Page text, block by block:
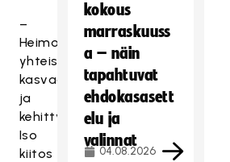
–
Heimo-
yhteisö
kasvaa
ja
kehittyy.
Iso
kiitos
kokous
marraskuuss
a – näin
tapahtuvat
ehdokasasett
elu ja
valinnat
04.08.2026